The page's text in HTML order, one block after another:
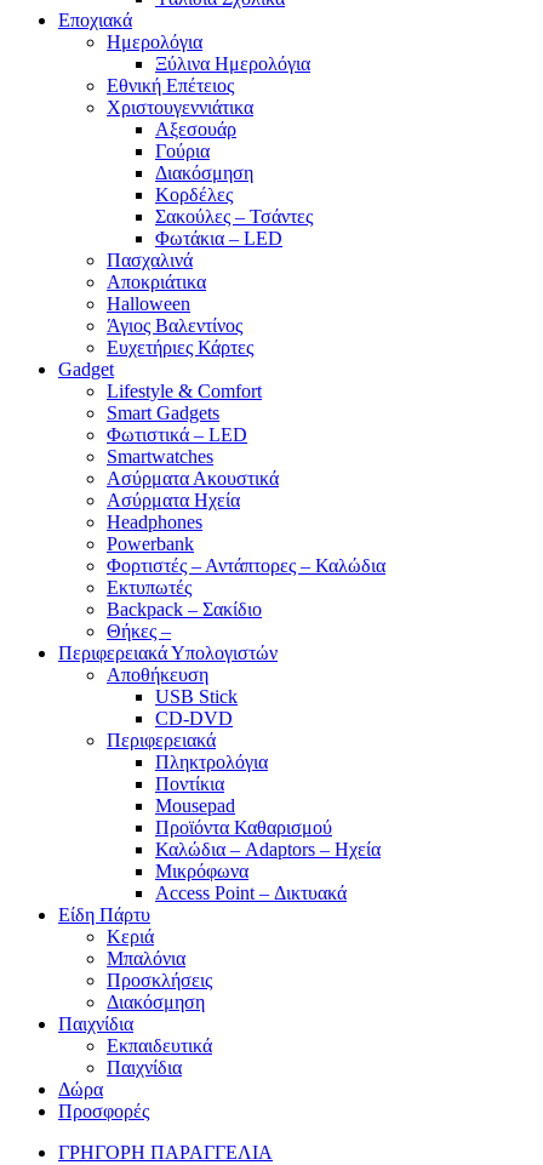
Εποχιακά
Ημερολόγια
Ξύλινα Ημερολόγια
Εθνική Επέτειος
Χριστουγεννιάτικα
Αξεσουάρ
Γούρια
Διακόσμηση
Κορδέλες
Σακούλες – Τσάντες
Φωτάκια – LED
Πασχαλινά
Αποκριάτικα
Halloween
Άγιος Βαλεντίνος
Ευχετήριες Κάρτες
Gadget
Lifestyle & Comfort
Smart Gadgets
Φωτιστικά – LED
Smartwatches
Ασύρματα Ακουστικά
Ασύρματα Ηχεία
Headphones
Powerbank
Φορτιστές – Αντάπτορες – Καλώδια
Εκτυπωτές
Backpack – Σακίδιο
Θήκες –
Περιφερειακά Υπολογιστών
Αποθήκευση
USB Stick
CD-DVD
Περιφερειακά
Πληκτρολόγια
Ποντίκια
Mousepad
Προϊόντα Καθαρισμού
Καλώδια – Adaptors – Ηχεία
Μικρόφωνα
Access Point – Δικτυακά
Είδη Πάρτυ
Κεριά
Μπαλόνια
Προσκλήσεις
Διακόσμηση
Παιχνίδια
Εκπαιδευτικά
Παιχνίδια
Δώρα
Προσφορές
ΓΡΗΓΟΡΗ ΠΑΡΑΓΓΕΛΙΑ